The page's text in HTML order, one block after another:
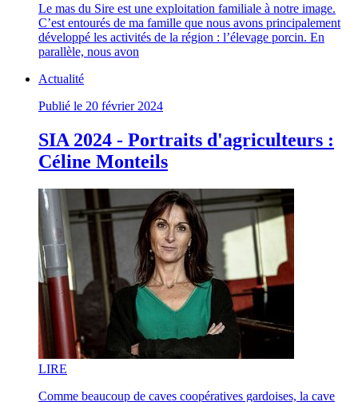
Le mas du Sire est une exploitation familiale à notre image.
C’est entourés de ma famille que nous avons principalement
développé les activités de la région : l’élevage porcin. En
parallèle, nous avon
Actualité
Publié le 20 février 2024
SIA 2024 - Portraits d'agriculteurs :
Céline Monteils
LIRE
Comme beaucoup de caves coopératives gardoises, la cave